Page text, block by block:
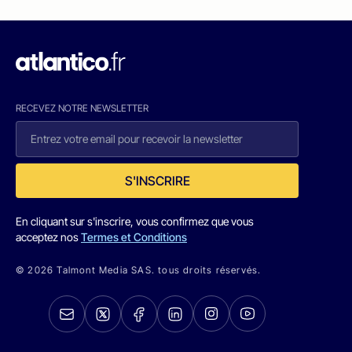
RECEVEZ NOTRE NEWSLETTER
S'INSCRIRE
En cliquant sur s'inscrire, vous confirmez que vous
acceptez nosTermes et Conditions
© 2026 Talmont Media SAS. tous droits réservés.